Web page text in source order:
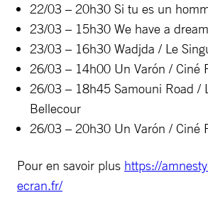
22/03 – 20h30 Si tu es un
23/03 – 15h30 We have a
23/03 – 16h30 Wadjda / Le
26/03 – 14h00 Un Varón / Ciné
26/03 – 18h45 Samouni Road /
Bellecour
26/03 – 20h30 Un Varón / Ciné
Pour en savoir plus https://
ecran.fr/